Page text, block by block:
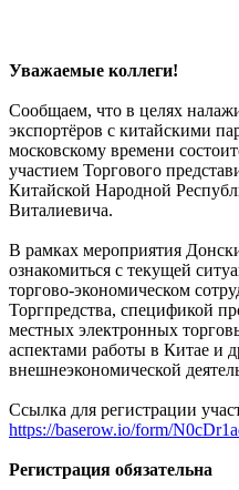
Уважаемые коллеги!
Сообщаем, что в целях
экспортёров с китайскими
московскому времени
участием Торгового
Китайской Народной
Виталиевича.
В рамках мероприятия
ознакомиться с текущей
торгово-экономическом
Торгпредства, спецификой
местных электронных
аспектами работы в Китае и
внешнеэкономической
Ссылка для регистрации
https://baserow.io/form/
Регистрация обязательна